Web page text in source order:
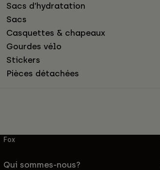
Sacs d’hydratation
Sacs
Casquettes & chapeaux
Gourdes vélo
Stickers
Pièces détachées
Fox
Qui sommes-nous?